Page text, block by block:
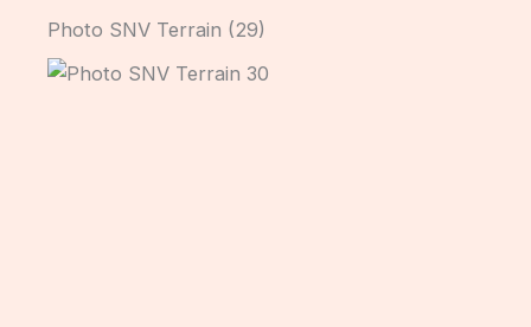
Photo SNV Terrain (29)